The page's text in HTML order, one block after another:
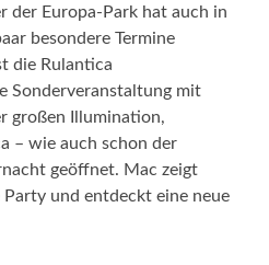
der Europa-Park hat auch in
besondere Termine
die Rulantica
Sonderveranstaltung mit
großen Illumination,
– wie auch schon der
geöffnet. Mac zeigt
und entdeckt eine neue